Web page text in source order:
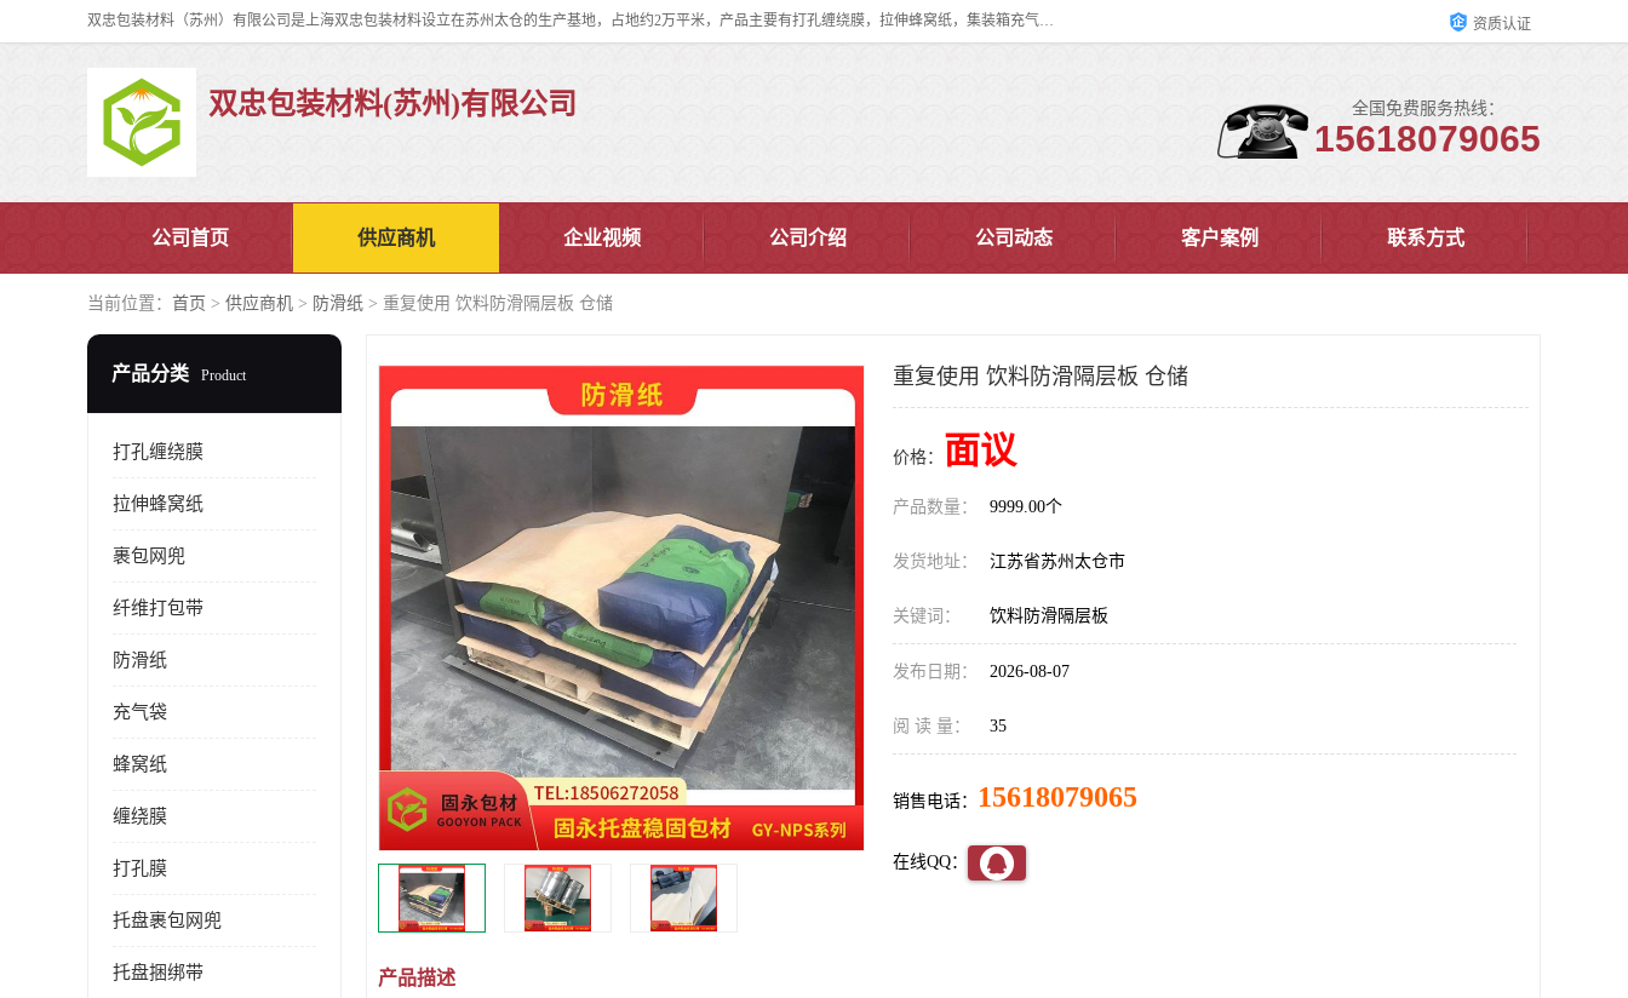
双忠包装材料（苏州）有限公司是上海双忠包装材料设立在苏州太仓的生产基地，占地约2万平米，产品主要有打孔缠绕膜，拉伸蜂窝纸，集装箱充气袋，滑托板，打包带，裹包网兜，防滑纸等箱体和托盘的运输和保护性包材。固永包材®，GooYon Pack®，是我们保护性包装材料的专属品牌。 资质认证
双忠包装材料(苏州)有限公司 全国免费服务热线：
15618079065
公司首页 供应商机 企业视频 公司介绍 公司动态 客户案例 联系方式
当前位置： 首页 > 供应商机 > 防滑纸 > 重复使用 饮料防滑隔层板 仓储
产品分类 Product
打孔缠绕膜
拉伸蜂窝纸
裹包网兜
纤维打包带
防滑纸
充气袋
蜂窝纸
缠绕膜
打孔膜
托盘裹包网兜
托盘捆绑带
重复使用 饮料防滑隔层板 仓储
价格： 面议
产品数量： 9999.00个
发货地址： 江苏省苏州太仓市
关键词： 饮料防滑隔层板
发布日期： 2026-08-07
阅 读 量： 35
销售电话： 15618079065
在线QQ：
产品描述